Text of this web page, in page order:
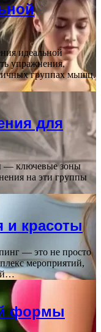
идеальной
упражнения,
группах мышц.
для
— ключевые зоны
на эти группы
и красоты
— это не просто
мероприятий,
формы